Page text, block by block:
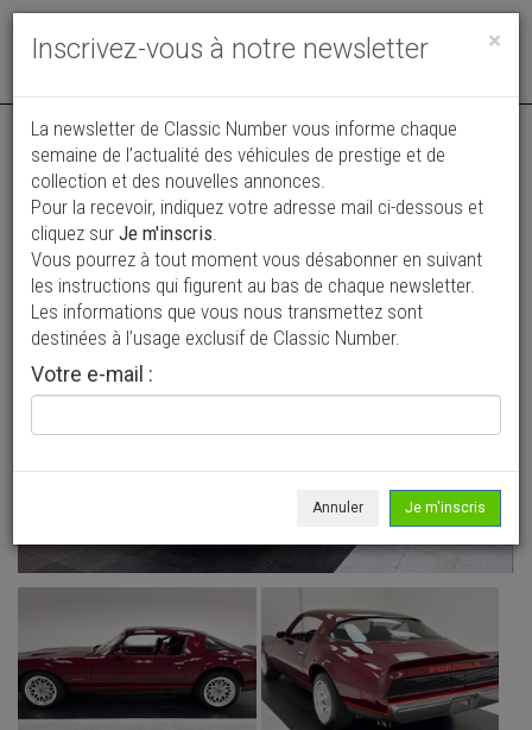
Toggle
Annonce actualisée le 02/08/2026 ( il y a 6 jours )
Pontiac Firebird Formula
56 900 €
1979 Coupé 557 mi
×
Inscrivez-vous à notre newsletter
La newsletter de Classic Number vous informe chaque
semaine de l’actualité des véhicules de prestige et de
collection et des nouvelles annonces.
Pour la recevoir, indiquez votre adresse mail ci-dessous et
cliquez sur Je m'inscris.
Vous pourrez à tout moment vous désabonner en suivant
les instructions qui figurent au bas de chaque newsletter.
Les informations que vous nous transmettez sont
destinées à l’usage exclusif de Classic Number.
Votre e-mail :
Annuler Je m'inscris